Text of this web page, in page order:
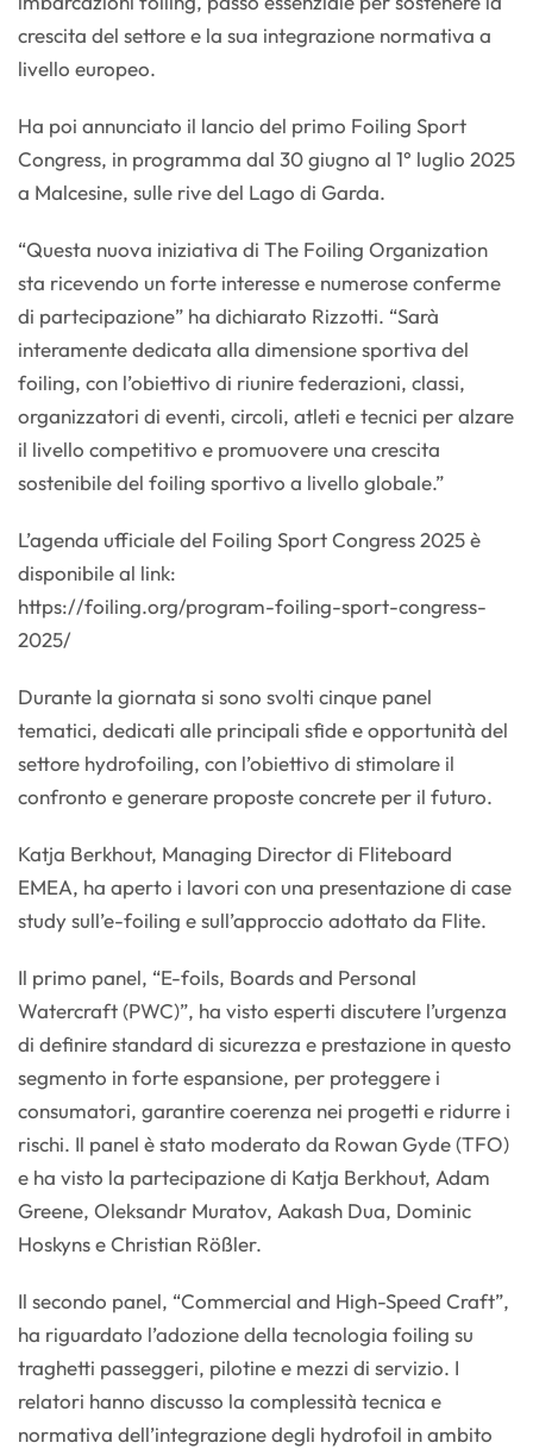
crescita del settore e la sua integrazione normativa a
livello europeo.
Ha poi annunciato il lancio del primo Foiling Sport
Congress, in programma dal 30 giugno al 1° luglio 2025
a Malcesine, sulle rive del Lago di Garda.
“Questa nuova iniziativa di The Foiling Organization
sta ricevendo un forte interesse e numerose conferme
di partecipazione” ha dichiarato Rizzotti. “Sarà
interamente dedicata alla dimensione sportiva del
foiling, con l’obiettivo di riunire federazioni, classi,
organizzatori di eventi, circoli, atleti e tecnici per alzare
il livello competitivo e promuovere una crescita
sostenibile del foiling sportivo a livello globale.”
L’agenda ufficiale del Foiling Sport Congress 2025 è
disponibile al link:
https://foiling.org/program-foiling-sport-congress-
2025/
Durante la giornata si sono svolti cinque panel
tematici, dedicati alle principali sfide e opportunità del
settore hydrofoiling, con l’obiettivo di stimolare il
confronto e generare proposte concrete per il futuro.
Katja Berkhout, Managing Director di Fliteboard
EMEA, ha aperto i lavori con una presentazione di case
study sull’e-foiling e sull’approccio adottato da Flite.
Il primo panel, “E-foils, Boards and Personal
Watercraft (PWC)”, ha visto esperti discutere l’urgenza
di definire standard di sicurezza e prestazione in questo
segmento in forte espansione, per proteggere i
consumatori, garantire coerenza nei progetti e ridurre i
rischi. Il panel è stato moderato da Rowan Gyde (TFO)
e ha visto la partecipazione di Katja Berkhout, Adam
Greene, Oleksandr Muratov, Aakash Dua, Dominic
Hoskyns e Christian Rößler.
Il secondo panel, “Commercial and High-Speed Craft”,
ha riguardato l’adozione della tecnologia foiling su
traghetti passeggeri, pilotine e mezzi di servizio. I
relatori hanno discusso la complessità tecnica e
normativa dell’integrazione degli hydrofoil in ambito